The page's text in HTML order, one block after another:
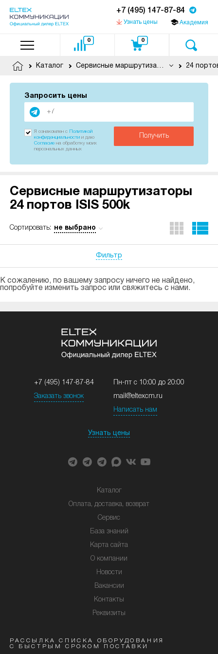
+7 (495) 147-87-84
Узнать цены Академия
0 0
Каталог Сервисные маршрутизаторы 24
Запросить цены
Получить
Я ознакомлен с
Политикой
конфиденциальности и даю
Согласие на обработку моих
персональных данных
Сервисные маршрутизаторы
24 портов ISIS 500k
Сортировать: не выбрано
Фильтр
К сожалению, по вашему запросу ничего не найдено,
попробуйте изменить запрос или свяжитесь с нами.
+7 (495) 147-87-84
Заказать звонок
Пн-пт с 10:00 до 20:00
mail@eltexcm.ru
Написать нам
Узнать цены
Каталог
Оплата, доставка, возврат
Сервис
База знаний
Карта сайта
О компании
Новости
Вакансии
Контакты
Реквизиты
РАССЫЛКА СПИСКА ОБОРУДОВАНИЯ
С БЫСТРЫМ СРОКОМ ПОСТАВКИ